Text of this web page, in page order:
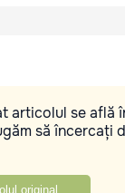
articolul se află
să încercați
original